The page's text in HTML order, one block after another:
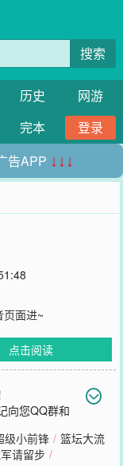
搜索
历史
网游
完本
登录
告APP ↓↓↓
页面进~
点击阅读
向您QQ群和
级小前锋 / 篮坛大流
请留步 /